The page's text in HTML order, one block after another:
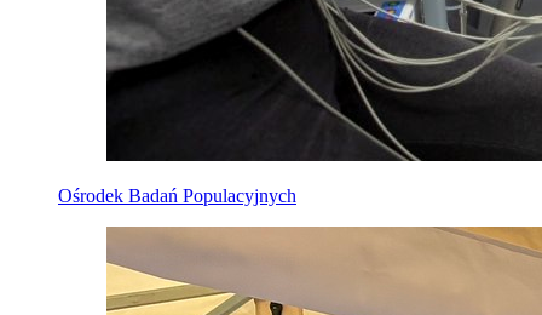
Ośrodek Badań Populacyjnych